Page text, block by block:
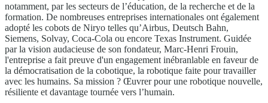
notamment, par les secteurs de l’éducation, de la recherche et de la
formation. De nombreuses entreprises internationales ont également
adopté les cobots de Niryo telles qu’Airbus, Deutsch Bahn,
Siemens, Solvay, Coca-Cola ou encore Texas Instrument. Guidée
par la vision audacieuse de son fondateur, Marc-Henri Frouin,
l'entreprise a fait preuve d'un engagement inébranlable en faveur de
la démocratisation de la cobotique, la robotique faite pour travailler
avec les humains. Sa mission ? Œuvrer pour une robotique nouvelle,
résiliente et davantage tournée vers l’humain.